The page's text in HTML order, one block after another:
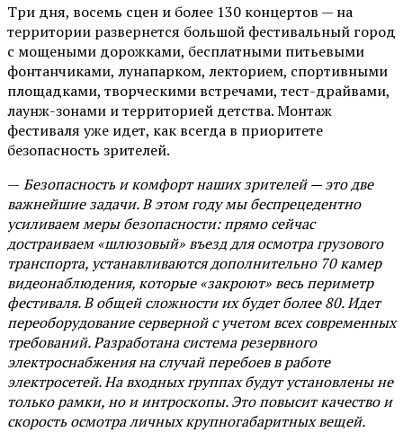
Три дня, восемь сцен и более 130 концертов — на
территории развернется большой фестивальный город
с мощеными дорожками, бесплатными питьевыми
фонтанчиками, лунапарком, лекторием, спортивными
площадками, творческими встречами, тест-драйвами,
лаунж-зонами и территорией детства. Монтаж
фестиваля уже идет, как всегда в приоритете
безопасность зрителей.
— Безопасность и комфорт наших зрителей — это две
важнейшие задачи. В этом году мы беспрецедентно
усиливаем меры безопасности: прямо сейчас
достраиваем «шлюзовый» въезд для осмотра грузового
транспорта, устанавливаются дополнительно 70 камер
видеонаблюдения, которые «закроют» весь периметр
фестиваля. В общей сложности их будет более 80. Идет
переоборудование серверной с учетом всех современных
требований. Разработана система резервного
электроснабжения на случай перебоев в работе
электросетей. На входных группах будут установлены не
только рамки, но и интроскопы. Это повысит качество и
скорость осмотра личных крупногабаритных вещей.